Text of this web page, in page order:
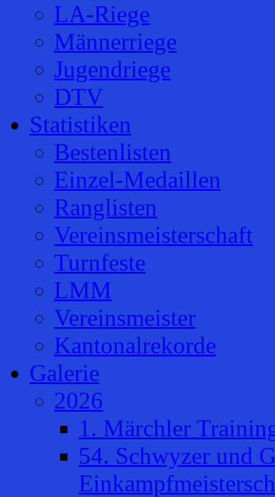
LA-Riege
Männerriege
Jugendriege
DTV
Statistiken
Bestenlisten
Einzel-Medaillen
Ranglisten
Vereinsmeisterschaft
Turnfeste
LMM
Vereinsmeister
Kantonalrekorde
Galerie
2026
1. Märchler
54. Schwyzer und